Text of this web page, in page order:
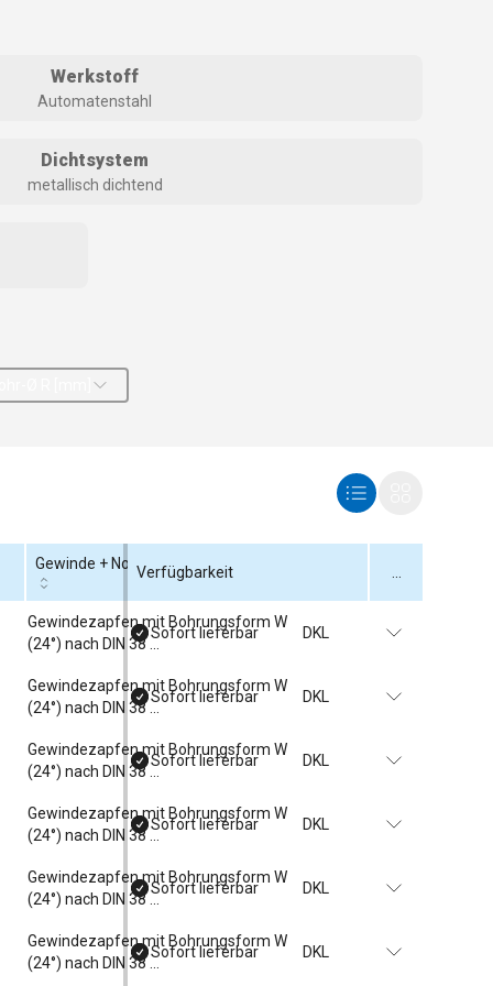
Werkstoff
Automatenstahl
Dichtsystem
metallisch dichtend
Gewinde + NormVerfügbarkeit
Gewindezapfen mit Bohrungsform W
(24°) nach DIN 38 ...
DKL
Sofort lieferbar
Gewindezapfen mit Bohrungsform W
(24°) nach DIN 38 ...
DKL
Sofort lieferbar
Gewindezapfen mit Bohrungsform W
(24°) nach DIN 38 ...
DKL
Sofort lieferbar
Gewindezapfen mit Bohrungsform W
(24°) nach DIN 38 ...
DKL
Sofort lieferbar
Gewindezapfen mit Bohrungsform W
(24°) nach DIN 38 ...
DKL
Sofort lieferbar
Gewindezapfen mit Bohrungsform W
(24°) nach DIN 38 ...
DKL
Sofort lieferbar